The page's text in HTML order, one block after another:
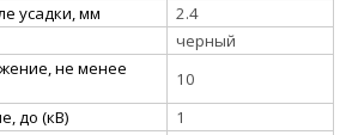
усадки, мм
2.4
черный
не менее
10
до (кВ)
1